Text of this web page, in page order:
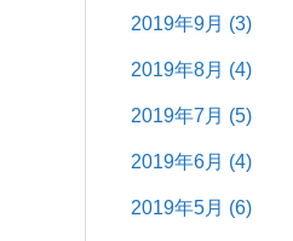
2019年9月 (3)
2019年8月 (4)
2019年7月 (5)
2019年6月 (4)
2019年5月 (6)